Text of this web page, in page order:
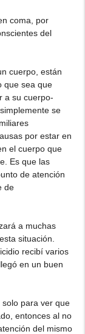
coma, por
del
cuerpo, están
que sea que
a su cuerpo-
se
por estar en
el cuerpo que
Es que las
de atención
de
a muchas
situación.
recibí varios
en un buen
para ver que
entonces al no
del mismo